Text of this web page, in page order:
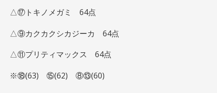
△⑰トキノメガミ 64点
△⑨カクカクシカジーカ 64点
△⑪プリティマックス 64点
※⑱(63) ⑮(62) ⑧⑬(60)